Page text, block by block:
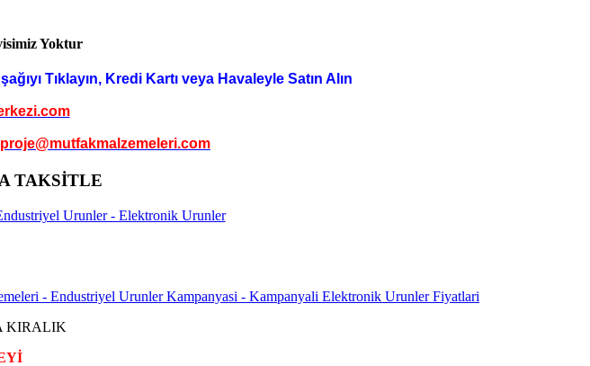
Yoktur
Tıklayın, Kredi Kartı veya Havaleyle Satın Alın
proje@mutfakmalzemeleri.com
TAKSİTLE
KIRALIK